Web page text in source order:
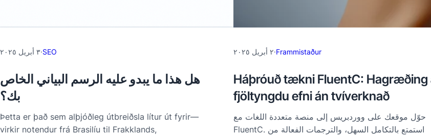
٣ أبريل ٢٠٢٥·SEO
هل هذا ما يبدو عليه الرسم البياني الخاص
بك؟
Þetta er það sem alþjóðleg útbreiðsla lítur út fyrir—
virkir notendur frá Brasilíu til Frakklands,
٢ أبريل ٢٠٢٥·Frammistaður
Háþróuð tækni FluentC: Hagræðing
fjöltyngdu efni án tvíverknað
حوّل موقعك على ووردبريس إلى منصة متعددة اللغات مع
FluentC. استمتع بالتكامل السهل، والترجمات الفعالة من